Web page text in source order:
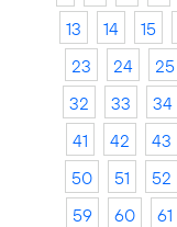
13
14 15
23
24 25
32
33 34
41
42 43
50
51 52
59
60 61